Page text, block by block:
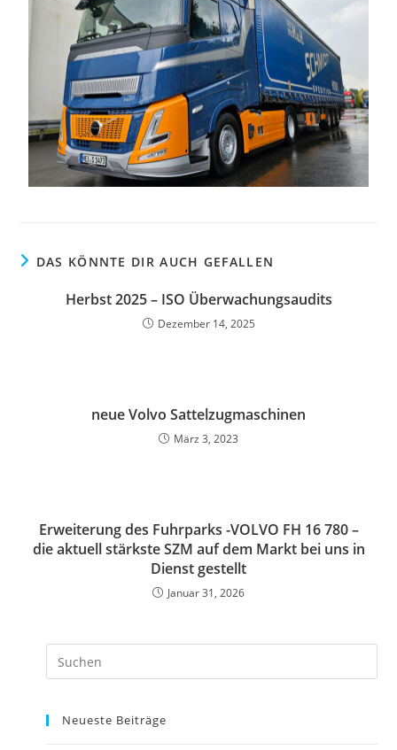
DAS KÖNNTE DIR AUCH GEFALLEN
Herbst 2025 – ISO Überwachungsaudits
Dezember 14, 2025
neue Volvo Sattelzugmaschinen
März 3, 2023
Erweiterung des Fuhrparks -VOLVO FH 16 780 –
die aktuell stärkste SZM auf dem Markt bei uns in
Dienst gestellt
Januar 31, 2026
Neueste Beiträge